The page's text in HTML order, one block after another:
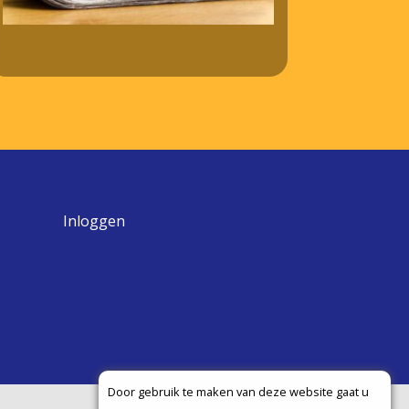
Door gebruik te maken van deze website gaat u
Inloggen